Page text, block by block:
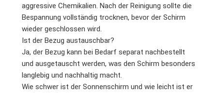
aggressive Chemikalien. Nach der Reinigung sollte die
Bespannung vollständig trocknen, bevor der Schirm
wieder geschlossen wird.
Ist der Bezug austauschbar?
Ja, der Bezug kann bei Bedarf separat nachbestellt
und ausgetauscht werden, was den Schirm besonders
langlebig und nachhaltig macht.
Wie schwer ist der Sonnenschirm und wie leicht ist er